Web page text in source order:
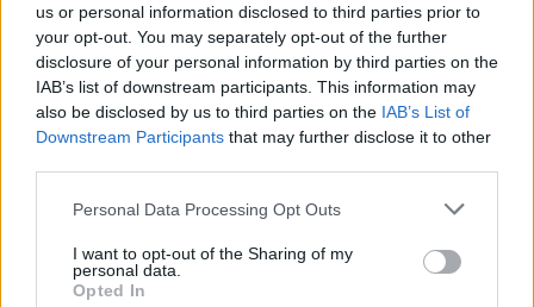
us or personal information disclosed to third parties prior to
your opt-out. You may separately opt-out of the further
disclosure of your personal information by third parties on the
IAB’s list of downstream participants. This information may
also be disclosed by us to third parties on the IAB’s List of
Downstream Participants that may further disclose it to other
Please note that this website/app uses one or more Google
not limited to your visit or usage behaviour. You may click to
grant or deny consent to Google and its third-party tags to
Personal Data Processing Opt Outs
I want to opt-out of the Sharing of my
personal data.
Opted In